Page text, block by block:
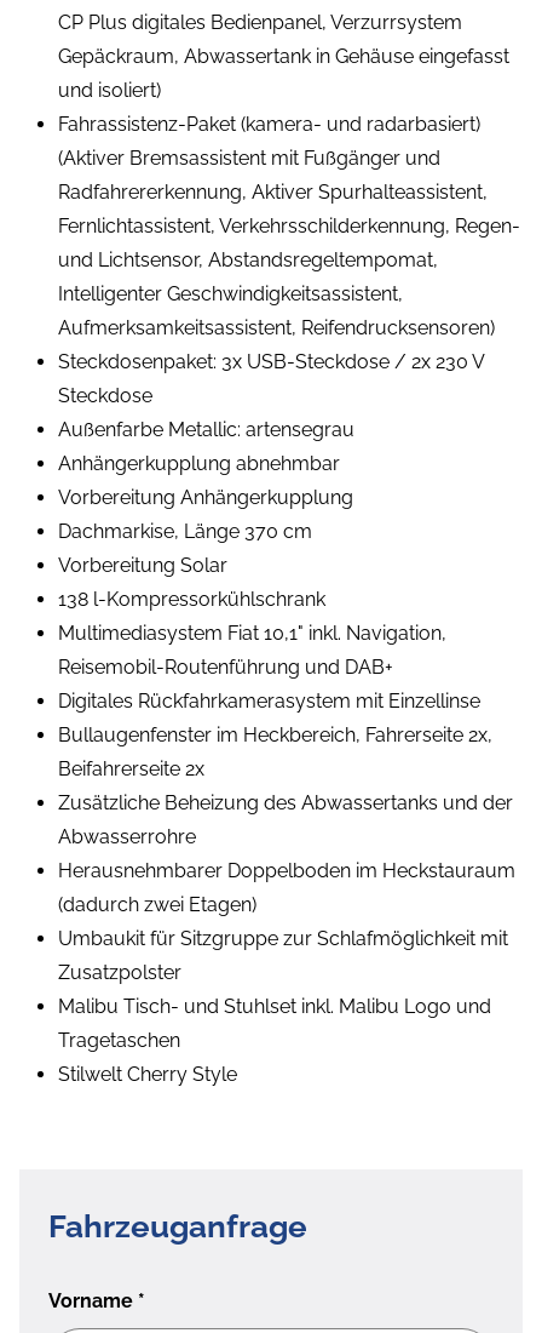
CP Plus digitales Bedienpanel, Verzurrsystem
Gepäckraum, Abwassertank in Gehäuse eingefasst
und isoliert)
Fahrassistenz-Paket (kamera- und radarbasiert)
(Aktiver Bremsassistent mit Fußgänger und
Radfahrererkennung, Aktiver Spurhalteassistent,
Fernlichtassistent, Verkehrsschilderkennung, Regen-
und Lichtsensor, Abstandsregeltempomat,
Intelligenter Geschwindigkeitsassistent,
Aufmerksamkeitsassistent, Reifendrucksensoren)
Steckdosenpaket: 3x USB-Steckdose / 2x 230 V
Steckdose
Außenfarbe Metallic: artensegrau
Anhängerkupplung abnehmbar
Vorbereitung Anhängerkupplung
Dachmarkise, Länge 370 cm
Vorbereitung Solar
138 l-Kompressorkühlschrank
Multimediasystem Fiat 10,1" inkl. Navigation,
Reisemobil-Routenführung und DAB+
Digitales Rückfahrkamerasystem mit Einzellinse
Bullaugenfenster im Heckbereich, Fahrerseite 2x,
Beifahrerseite 2x
Zusätzliche Beheizung des Abwassertanks und der
Abwasserrohre
Herausnehmbarer Doppelboden im Heckstauraum
(dadurch zwei Etagen)
Umbaukit für Sitzgruppe zur Schlafmöglichkeit mit
Zusatzpolster
Malibu Tisch- und Stuhlset inkl. Malibu Logo und
Tragetaschen
Stilwelt Cherry Style
Fahrzeuganfrage
Vorname *